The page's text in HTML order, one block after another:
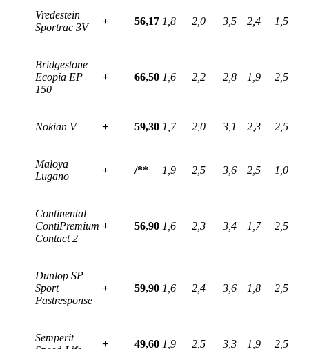
Vredestein
Sportrac 3V
+ 56,17 1,8 2,0 3,5 2,4 1,5
Bridgestone
Ecopia EP
150
+ 66,50 1,6 2,2 2,8 1,9 2,5
Nokian V + 59,30 1,7 2,0 3,1 2,3 2,5
Maloya
Lugano
+ /** 1,9 2,5 3,6 2,5 1,0
Continental
ContiPremium
Contact 2
+ 56,90 1,6 2,3 3,4 1,7 2,5
Dunlop SP
Sport
Fastresponse
+ 59,90 1,6 2,4 3,6 1,8 2,5
Semperit
+ 49,60 1,9 2,5 3,3 1,9 2,5